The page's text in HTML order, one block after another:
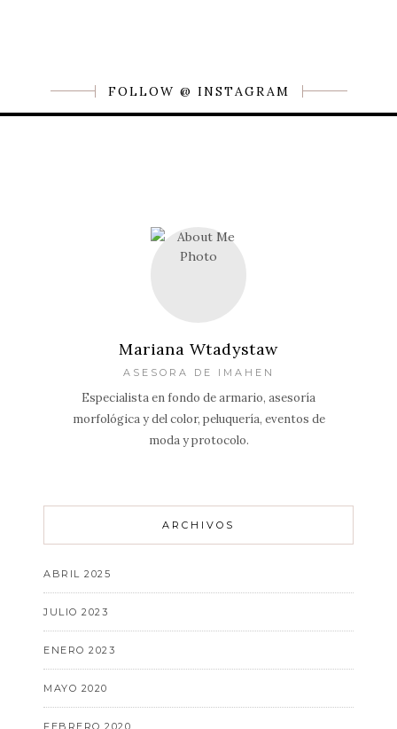
FOLLOW @ INSTAGRAM
Mariana Wtadystaw
ASESORA DE IMAHEN
Especialista en fondo de armario, asesoría
morfológica y del color, peluquería, eventos de
moda y protocolo.
ARCHIVOS
ABRIL 2025
JULIO 2023
ENERO 2023
MAYO 2020